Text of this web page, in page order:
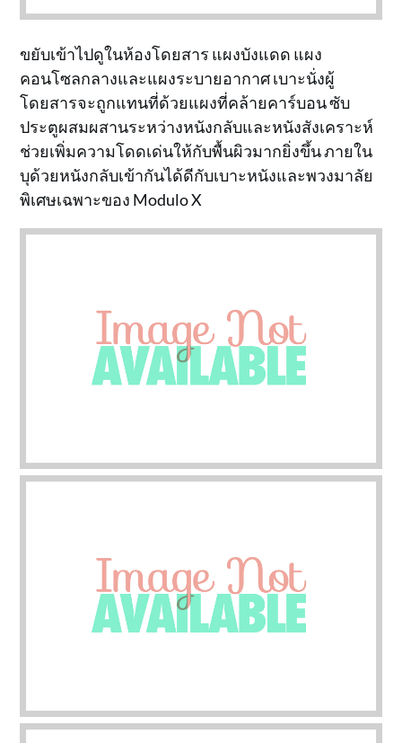
ขยับเข้าไปดูในห้องโดยสาร แผงบังแดด แผง
คอนโซลกลางและแผงระบายอากาศ เบาะนั่งผู้
โดยสารจะถูกแทนที่ด้วยแผงที่คล้ายคาร์บอน ซับ
ประตูผสมผสานระหว่างหนังกลับและหนังสังเคราะห์
ช่วยเพิ่มความโดดเด่นให้กับพื้นผิวมากยิ่งขึ้น ภายใน
บุด้วยหนังกลับเข้ากันได้ดีกับเบาะหนังและพวงมาลัย
พิเศษเฉพาะของ Modulo X